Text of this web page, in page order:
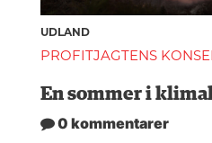
UDLAND
PROFITJAGTENS
En sommer i
0 kommentarer